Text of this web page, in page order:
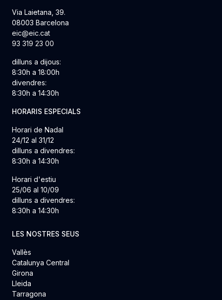
Via Laietana, 39.
08003 Barcelona
eic@eic.cat
93 319 23 00
dilluns a dijous:
8:30h a 18:00h
divendres:
8:30h a 14:30h
HORARIS ESPECIALS
Horari de Nadal
24/12 al 31/12
dilluns a divendres:
8:30h a 14:30h
Horari d'estiu
25/06 al 10/09
dilluns a divendres:
8:30h a 14:30h
LES NOSTRES SEUS
Vallès
Catalunya Central
Girona
Lleida
Tarragona